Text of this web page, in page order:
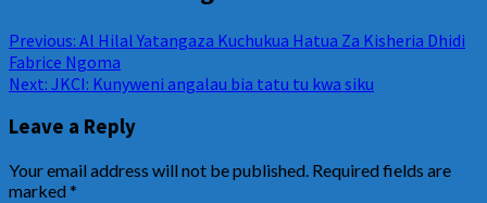
Previous: Al Hilal Yatangaza Kuchukua Hatua Za Kisheria Dhidi
Fabrice Ngoma
Next: JKCI: Kunyweni angalau bia tatu tu kwa siku
Leave a Reply
Your email address will not be published. Required fields are
marked*